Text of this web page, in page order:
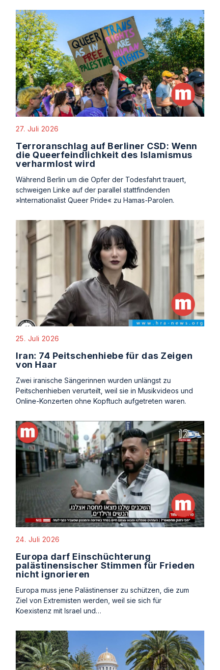
27. Juli 2026
Terroranschlag auf Berliner CSD: Wenn
die Queerfeindlichkeit des Islamismus
verharmlost wird
Während Berlin um die Opfer der Todesfahrt trauert,
schweigen Linke auf der parallel stattfindenden
»Internationalist Queer Pride« zu Hamas-Parolen.
25. Juli 2026
Iran: 74 Peitschenhiebe für das Zeigen
von Haar
Zwei iranische Sängerinnen wurden unlängst zu
Peitschenhieben verurteilt, weil sie in Musikvideos und
Online-Konzerten ohne Kopftuch aufgetreten waren.
24. Juli 2026
Europa darf Einschüchterung
palästinensischer Stimmen für Frieden
nicht ignorieren
Europa muss jene Palästinenser zu schützen, die zum
Ziel von Extremisten werden, weil sie sich für
Koexistenz mit Israel und…